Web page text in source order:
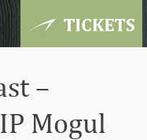
–
Mogul